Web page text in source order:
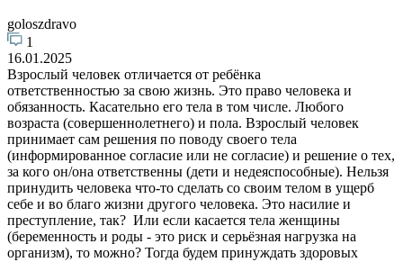
goloszdravo
1
16.01.2025
Взрослый человек отличается от ребёнка
ответственностью за свою жизнь. Это право человека и
обязанность. Касательно его тела в том числе. Любого
возраста (совершеннолетнего) и пола. Взрослый человек
принимает сам решения по поводу своего тела
(информированное согласие или не согласие) и решение о тех,
за кого он/она ответственны (дети и недеяспособные). Нельзя
принудить человека что-то сделать со своим телом в ущерб
себе и во благо жизни другого человека. Это насилие и
преступление, так? Или если касается тела женщины
(беременность и роды - это риск и серьёзная нагрузка на
организм), то можно? Тогда будем принуждать здоровых